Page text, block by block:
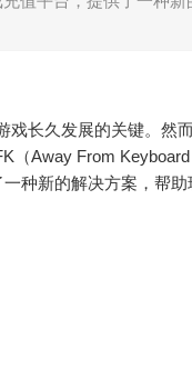
戏长久发展的关键。然
（Away From
种新的解决方案，帮